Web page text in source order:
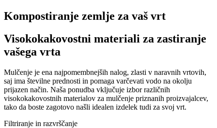
Kompostiranje zemlje za vaš vrt
Visokokakovostni materiali za zastiranje
vašega vrta
Mulčenje je ena najpomembnejših nalog, zlasti v naravnih vrtovih,
saj ima številne prednosti in pomaga varčevati vodo na okolju
prijazen način. Naša ponudba vključuje izbor različnih
visokokakovostnih materialov za mulčenje priznanih proizvajalcev,
tako da boste zagotovo našli idealen izdelek tudi za svoj vrt.
Filtriranje in razvrščanje